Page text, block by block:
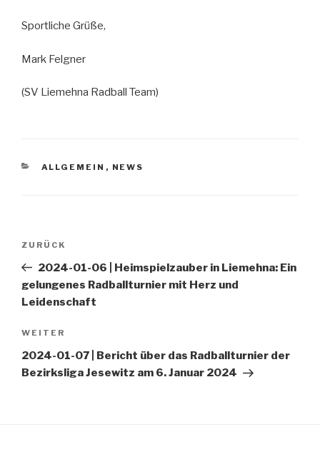
Sportliche Grüße,
Mark Felgner
(SV Liemehna Radball Team)
KATEGORIEN
ALLGEMEIN , NEWS
Beitragsnavigation
Vorheriger
Beitrag
ZURÜCK
2024-01-06 | Heimspielzauber in Liemehna: Ein
gelungenes Radballturnier mit Herz und
Leidenschaft
Nächster
Beitrag
WEITER
2024-01-07 | Bericht über das Radballturnier der
Bezirksliga Jesewitz am 6. Januar 2024